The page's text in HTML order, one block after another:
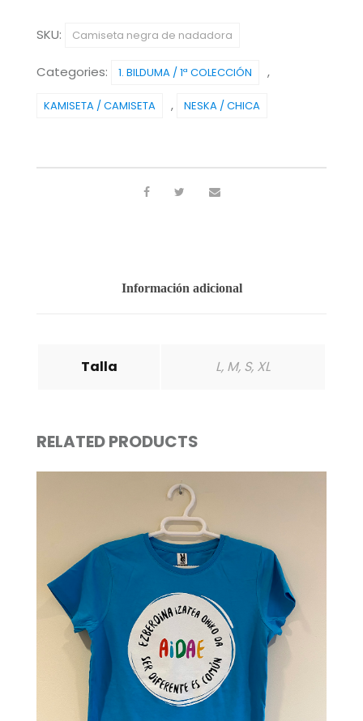
SKU: Camiseta negra de nadadora
Categories: 1. BILDUMA / 1ª COLECCIÓN ,
KAMISETA / CAMISETA , NESKA / CHICA
Información adicional
Talla L, M, S, XL
RELATED PRODUCTS